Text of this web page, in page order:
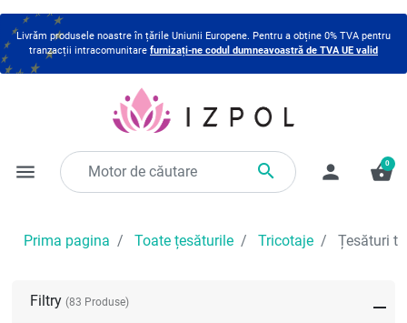
Livrăm produsele noastre în țările Uniunii Europene. Pentru a obține 0% TVA pentru
tranzacții intracomunitare furnizați-ne codul dumneavoastră de TVA UE valid
menu  person shopping_basket
0
Prima pagina Toate țesăturile Tricotaje Țesături
Filtry (83 Produse)